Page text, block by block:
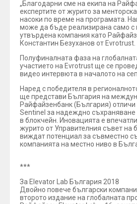
„Благодарни сме на екипа на
експертите от журито за
насоки по време на програмата.
може да бъде реализирана само с
утвърдена компания като
Константин Безуханов от Evrotrust.
Полуфиналната фаза на
участието на Evrotrust ще се
видео интервюта в началото на
Наред с победителя в
ще представи България на
Райфайзенбанк (България) отличи
Sentinel за надеждно съхраняване
в блокчейн. Иновацията е
журито от Управителния съвет на
виждат потенциал за съвместно
компанията на местно ниво в
***
За Elevator Lab България 2018
Двойно повече български
второто издание на глобалната